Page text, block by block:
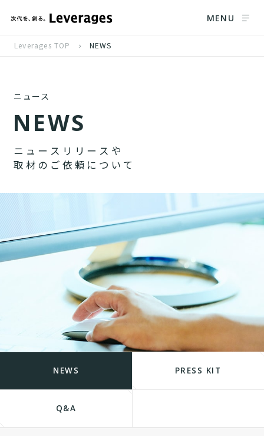
MENU
Leverages TOP NEWS
ニュース
NEWS
ニ ュ ー ス リ リ ー ス や
取 材 の ご 依 頼 に つ い て
NEWS PRESS KIT
Q&A